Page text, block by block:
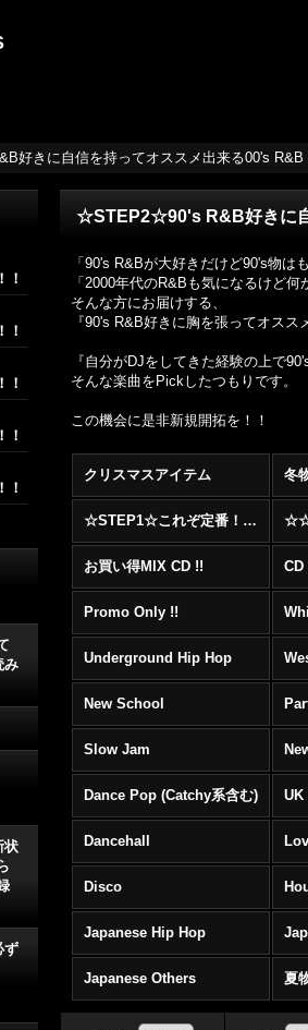
好きに自信を持ってオススメ出来る00's
！
！
！
！
！
み
状
ず
☆STEP2☆90's R&B好きに
「90's R&Bが大好きだけど90's物は
「2000年代のR&Bも気になるけど
そんな方にお届けする、
『90's R&B好きに胸を張ってオス
『自分がDJをしてきた経験の上で
そんな楽曲をPickしたつもりです。
この機会に是非新規開拓を！！
クリスマスアイテム 冬
☆STEP1☆これぞ定番！！まずはここから！2000年代R&BフロアヒットBest 100 !!!
お買い得MIX CD !!
Promo Only !!
Underground Hip Hop
New School
Slow Jam
Dance Pop (Catchy系含む) UK
Dancehall
Disco
Japanese Hip Hop
Japanese Others 夏